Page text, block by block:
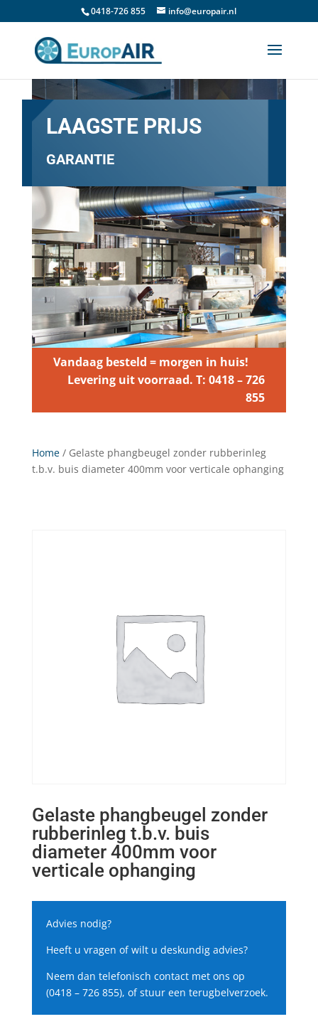
0418-726 855 info@europair.nl
LAAGSTE PRIJS
GARANTIE
Vandaag besteld = morgen in huis!
Levering uit voorraad. T: 0418 – 726
855
Home/ Gelaste phangbeugel zonder rubberinleg
t.b.v. buis diameter 400mm voor verticale ophanging
Gelaste phangbeugel zonder
rubberinleg t.b.v. buis
diameter 400mm voor
verticale ophanging
Advies nodig?
Heeft u vragen of wilt u deskundig advies?
Neem dan telefonisch contact met ons op
(0418 – 726 855), of stuur een terugbelverzoek.